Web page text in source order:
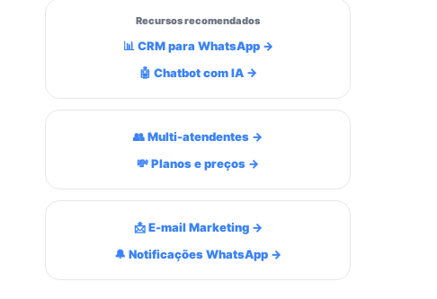
Recursos recomendados
📊 CRM para WhatsApp →
🤖 Chatbot com IA →
👥 Multi-atendentes →
💸 Planos e preços →
📩 E-mail Marketing →
🔔 Notificações WhatsApp →